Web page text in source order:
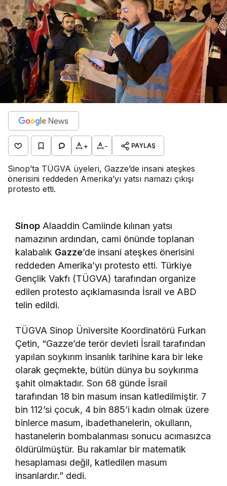
+ - PAYLAŞ
Sinop’ta TÜGVA üyeleri, Gazze’de insani ateşkes
önerisini reddeden Amerika’yı yatsı namazı çıkışı
protesto etti.
Sinop Alaaddin Camiinde kılınan yatsı
namazının ardından, cami önünde toplanan
kalabalık Gazze’de insani ateşkes önerisini
reddeden Amerika’yı protesto etti. Türkiye
Gençlik Vakfı (TÜGVA) tarafından organize
edilen protesto açıklamasında İsrail ve ABD
telin edildi.
TÜGVA Sinop Üniversite Koordinatörü Furkan
Çetin, “Gazze’de terör devleti İsrail tarafından
yapılan soykırım insanlık tarihine kara bir leke
olarak geçmekte, bütün dünya bu soykırıma
şahit olmaktadır. Son 68 günde İsrail
tarafından 18 bin masum insan katledilmiştir. 7
bin 112’si çocuk, 4 bin 885’i kadın olmak üzere
binlerce masum, ibadethanelerin, okulların,
hastanelerin bombalanması sonucu acımasızca
öldürülmüştür. Bu rakamlar bir matematik
hesaplaması değil, katledilen masum
insanlardır.” dedi.